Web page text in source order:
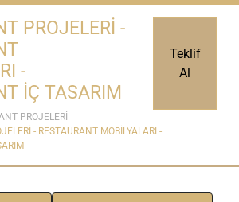
PROJELERİ -
-
İÇ TASARIM
Teklif
Al
PROJELERİ
- RESTAURANT MOBİLYALARI -